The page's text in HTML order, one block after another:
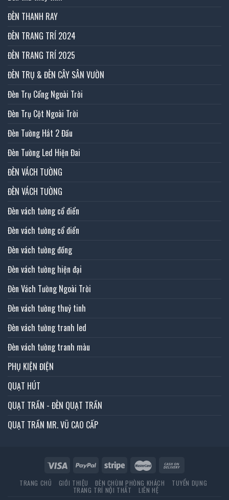
ĐÈN THANH RAY
ĐÈN TRANG TRÍ 2024
ĐÈN TRANG TRÍ 2025
ĐÈN TRỤ & ĐÈN CÂY SÂN VƯỜN
Đèn Trụ Cổng Ngoài Trời
Đèn Trụ Cột Ngoài Trời
Đèn Tường Hắt 2 Đầu
Đèn Tường Led Hiện Đai
ĐÈN VÁCH TƯỜNG
ĐÈN VÁCH TƯỜNG
Đèn vách tường cổ điển
Đèn vách tường cổ điển
Đèn vách tường đồng
Đèn vách tường hiện đại
Đèn Vách Tường Ngoài Trời
Đèn vách tường thuỷ tinh
Đèn vách tường tranh led
Đèn vách tường tranh màu
PHỤ KIỆN ĐIỆN
QUẠT HÚT
QUẠT TRẦN - ĐÈN QUẠT TRẦN
QUẠT TRẦN MR. VŨ CAO CẤP
TRANG CHỦ GIỚI THIỆU ĐÈN CHÙM PHÒNG KHÁCH TUYỂN DỤNG
TRANG TRÍ NỘI THẤT LIÊN HỆ